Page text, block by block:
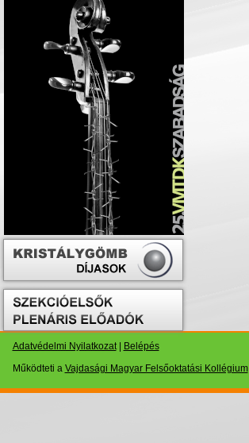
Adatvédelmi Nyilatkozat|
Belépés
Működteti a Vajdasági Magyar Felsőoktatási Kollégium